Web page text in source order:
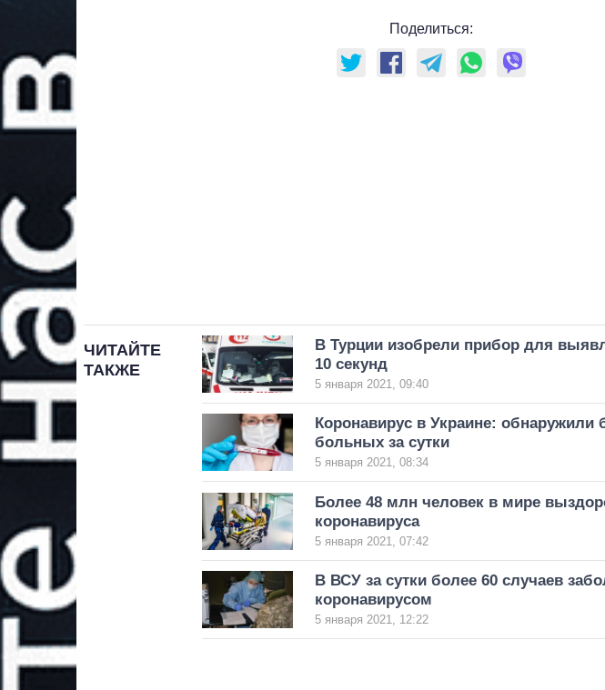
Поделиться:
ЧИТАЙТЕ
ТАКЖЕ
В Турции изобрели прибор для
10 секунд
5 января 2021, 09:40
Коронавирус в Украине:
больных за сутки
5 января 2021, 08:34
Более 48 млн человек в мире
коронавируса
5 января 2021, 07:42
В ВСУ за сутки более 60 случаев
коронавирусом
5 января 2021, 12:22